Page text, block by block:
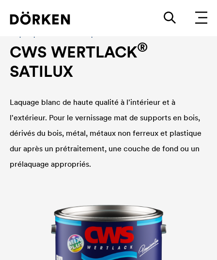
CWS WERTLACK®
SATILUX
Laquage blanc de haute qualité à l'intérieur et à
l'extérieur. Pour le vernissage mat de supports en bois,
dérivés du bois, métal, métaux non ferreux et plastique
dur après un prétraitement, une couche de fond ou un
prélaquage appropriés.